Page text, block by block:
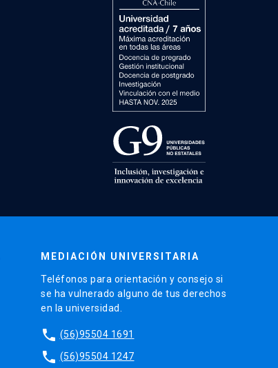
MEDIACIÓN UNIVERSITARIA
Teléfonos para orientación y consejo si
se ha vulnerado alguno de tus derechos
en la universidad.
phone (56)95504 1691
phone (56)95504 1247